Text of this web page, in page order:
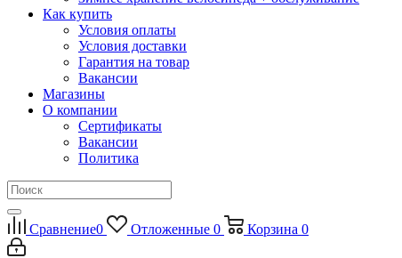
Как купить
Условия оплаты
Условия доставки
Гарантия на товар
Вакансии
Магазины
О компании
Сертификаты
Вакансии
Политика
Сравнение0 Отложенные 0 Корзина 0